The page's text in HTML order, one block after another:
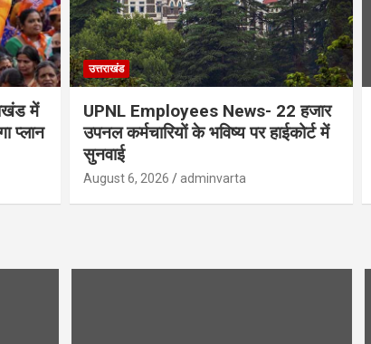
में
प्लान
उत्तराखंड
UPNL Employees News- 22 हजार
उपनल कर्मचारियों के भविष्य पर हाईकोर्ट में
सुनवाई
August 6, 2026 adminvarta